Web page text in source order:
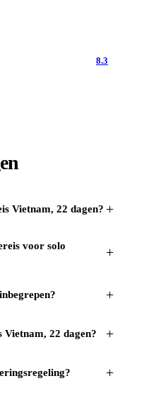
8.3
Vietnam, 22 dagen? +
voor solo
+
+
Vietnam, 22 dagen? +
+